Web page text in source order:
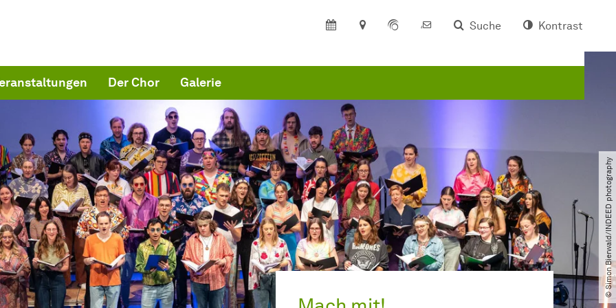
Suche Kontrast
Der Chor Galerie
© Simon Bierwald​/​INDEED photography